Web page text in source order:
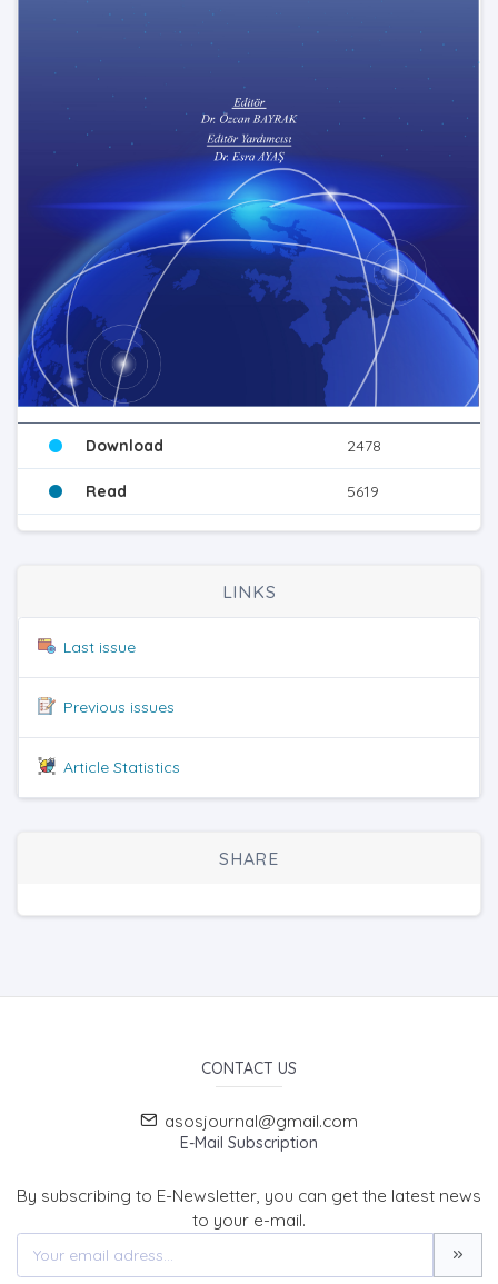
Download 2478
Read 5619
LINKS
Last issue
Previous issues
Article Statistics
SHARE
CONTACT US
asosjournal@gmail.com
E-Mail Subscription
By subscribing to E-Newsletter, you can get the latest news
to your e-mail.